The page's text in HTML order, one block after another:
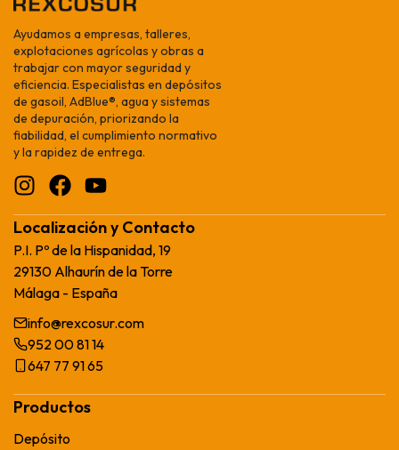
Ayudamos a empresas, talleres,
explotaciones agrícolas y obras a
trabajar con mayor seguridad y
eficiencia. Especialistas en depósitos
de gasoil, AdBlue®, agua y sistemas
de depuración, priorizando la
fiabilidad, el cumplimiento normativo
y la rapidez de entrega.
Localización y Contacto
P.I. Pº de la Hispanidad, 19
29130 Alhaurín de la Torre
Málaga - España
info@rexcosur.com
952 00 81 14
647 77 91 65
Productos
Depósito